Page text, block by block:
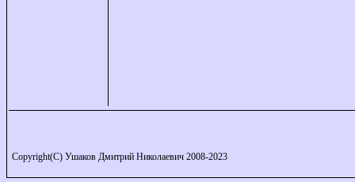
Copyright(C) Ушаков Дмитрий Николаевич 2008-2023